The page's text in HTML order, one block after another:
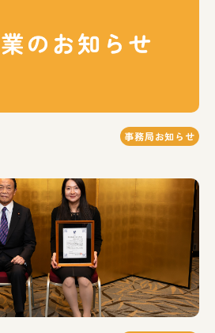
事務局お知らせ